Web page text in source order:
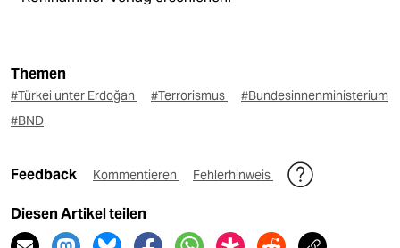
Themen
#Türkei unter Erdoğan #Terrorismus
#Bundesinnenministerium
#BND
Feedback Kommentieren Fehlerhinweis
Diesen Artikel teilen